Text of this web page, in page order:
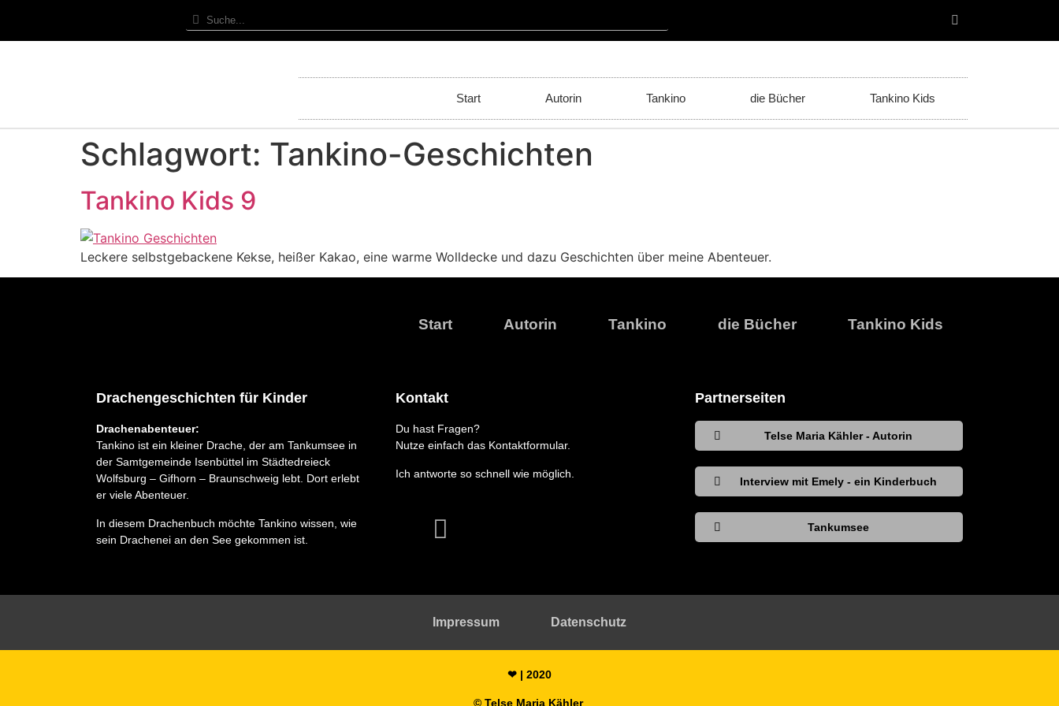
Start Autorin Tankino die Bücher Tankino Kids
Schlagwort: Tankino-Geschichten
Tankino Kids 9
Leckere selbstgebackene Kekse, heißer Kakao, eine warme Wolldecke und dazu Geschichten über meine Abenteuer.
Start Autorin Tankino die Bücher Tankino Kids
Drachengeschichten für Kinder
Drachenabenteuer:
Tankino ist ein kleiner Drache, der am Tankumsee in
der Samtgemeinde Isenbüttel im Städtedreieck
Wolfsburg – Gifhorn – Braunschweig lebt. Dort erlebt
er viele Abenteuer.
In diesem Drachenbuch möchte Tankino wissen, wie
sein Drachenei an den See gekommen ist.
Kontakt
Du hast Fragen?
Nutze einfach das Kontaktformular.
Ich antworte so schnell wie möglich.
Partnerseiten
Telse Maria Kähler - Autorin
Interview mit Emely - ein Kinderbuch
Tankumsee
Impressum Datenschutz
❤ | 2020
© Telse Maria Kähler